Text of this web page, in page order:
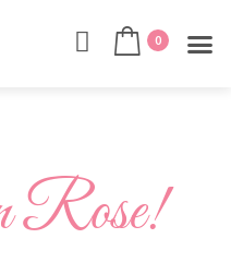
0
Rose!